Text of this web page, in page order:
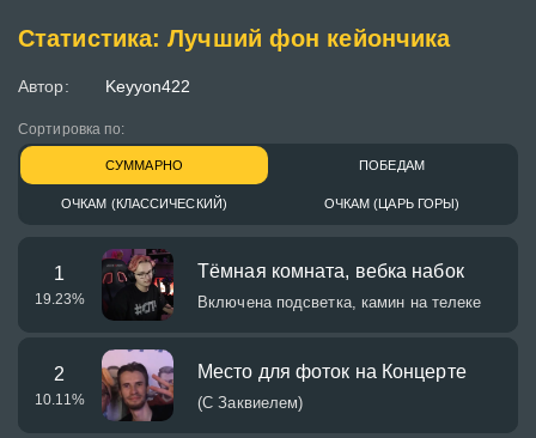
Статистика: Лучший фон кейончика
Автор: Keyyon422
Сортировка по:
СУММАРНО ПОБЕДАМ
ОЧКАМ (КЛАССИЧЕСКИЙ) ОЧКАМ (ЦАРЬ ГОРЫ)
1
19.23%
Тёмная комната, вебка набок
Включена подсветка, камин на телеке
2
10.11%
Место для фоток на Концерте
(С Заквиелем)